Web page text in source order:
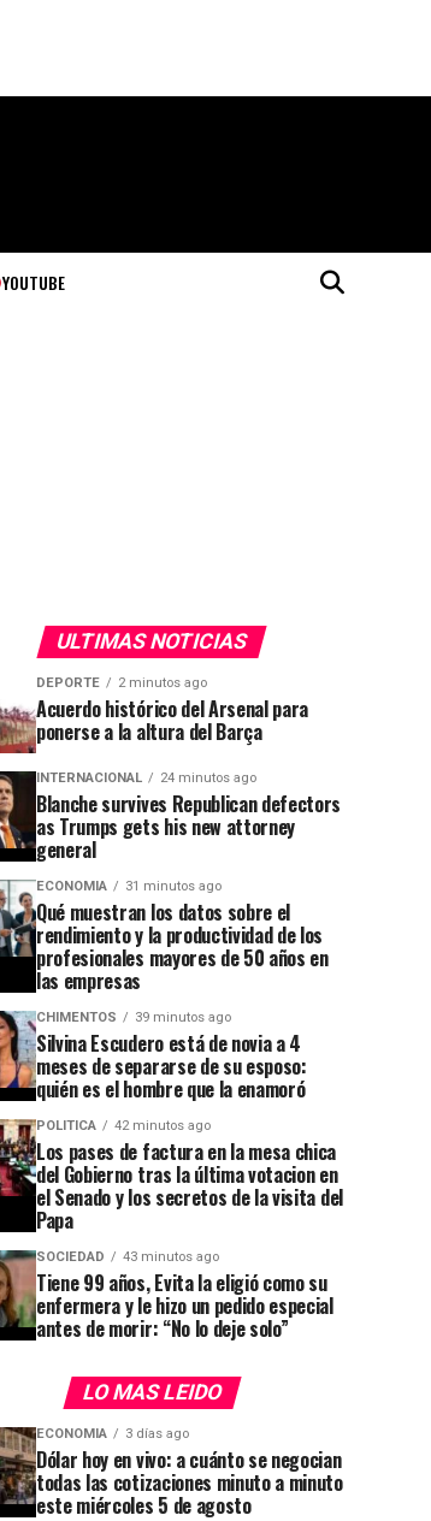
YOUTUBE
ULTIMAS NOTICIAS
DEPORTE 2 minutos ago
Acuerdo histórico del Arsenal para
ponerse a la altura del Barça
INTERNACIONAL 24 minutos ago
Blanche survives Republican defectors
as Trumps gets his new attorney
general
ECONOMIA 31 minutos ago
Qué muestran los datos sobre el
rendimiento y la productividad de los
profesionales mayores de 50 años en
las empresas
CHIMENTOS 39 minutos ago
Silvina Escudero está de novia a 4
meses de separarse de su esposo:
quién es el hombre que la enamoró
POLITICA 42 minutos ago
Los pases de factura en la mesa chica
del Gobierno tras la última votacion en
el Senado y los secretos de la visita del
Papa
SOCIEDAD 43 minutos ago
Tiene 99 años, Evita la eligió como su
enfermera y le hizo un pedido especial
antes de morir: “No lo deje solo”
LO MAS LEIDO
ECONOMIA 3 días ago
Dólar hoy en vivo: a cuánto se negocian
todas las cotizaciones minuto a minuto
este miércoles 5 de agosto